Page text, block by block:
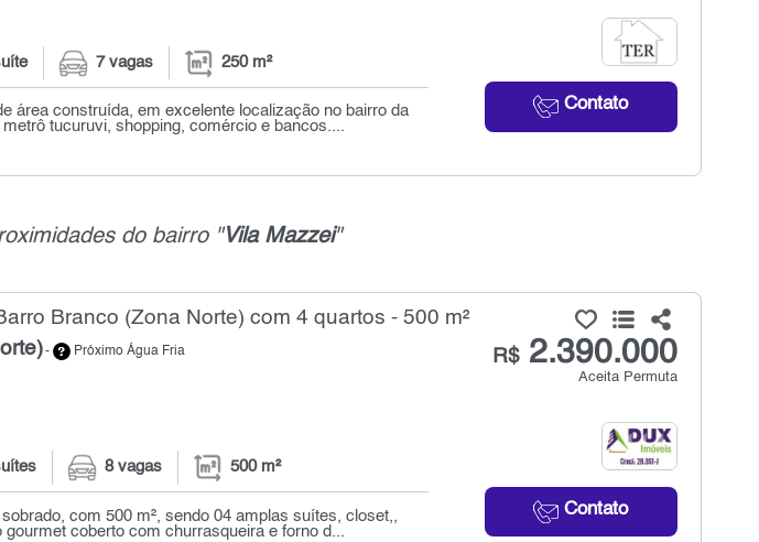
Contato
7 vagas 250 m²
área construída, em excelente localização no bairro da
tucuruvi, shopping, comércio e bancos....
do bairro "Vila Mazzei"
Branco (Zona Norte) com 4 quartos - 500 m²
- Próximo Água Fria R$2.390.000
Aceita Permuta
Contato
8 vagas 500 m²
com 500 m², sendo 04 amplas suítes, closet,,
coberto com churrasqueira e forno d...